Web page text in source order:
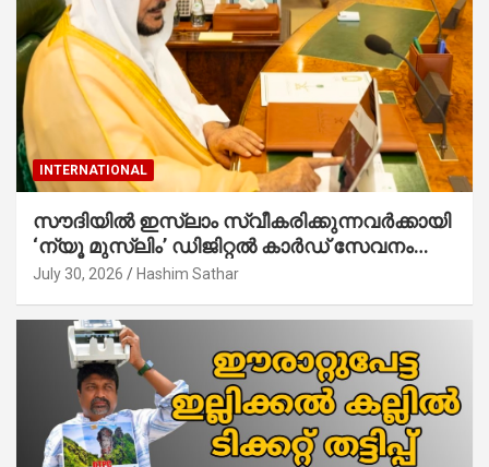
INTERNATIONAL
സൗദിയില്‍ ഇസ്‌ലാം സ്വീകരിക്കുന്നവര്‍ക്കായി
‘ന്യൂ മുസ്ലിം’ ഡിജിറ്റല്‍ കാര്‍ഡ് സേവനം
ആരംഭിച്ചു
July 30, 2026 Hashim Sathar